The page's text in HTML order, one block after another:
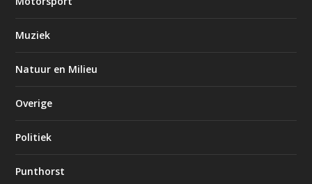
Muziek
Natuur en Milieu
Overige
Politiek
Punthorst